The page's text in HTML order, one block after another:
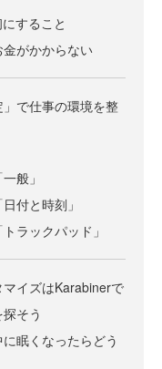
すること
がかからない
」で仕事の環境を整
般」
付と時刻」
ラックパッド」
イズはKarabinerで
そう
に眠くなったらどう